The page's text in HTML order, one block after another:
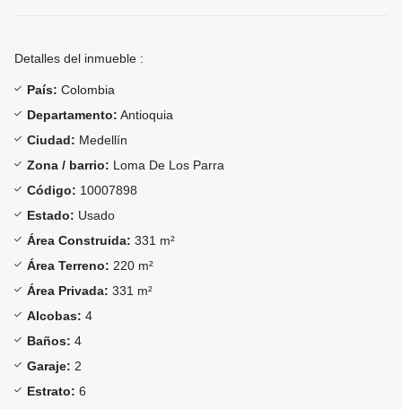
Detalles del inmueble :
País: Colombia
Departamento: Antioquia
Ciudad: Medellín
Zona / barrio: Loma De Los Parra
Código: 10007898
Estado: Usado
Área Construida: 331 m²
Área Terreno: 220 m²
Área Privada: 331 m²
Alcobas: 4
Baños: 4
Garaje: 2
Estrato: 6